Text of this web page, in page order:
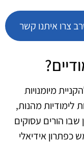
צרו איתנו קשר
מיומנויות
לימודיות מהנות,
הורים עסוקים
אידיאלי